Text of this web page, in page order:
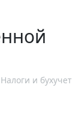
Налоги и бухучет